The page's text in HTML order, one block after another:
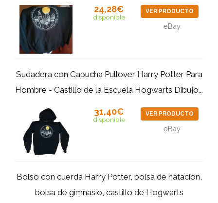
24,28€
disponible
VER PRODUCTO
eBay
Sudadera con Capucha Pullover Harry Potter Para
Hombre - Castillo de la Escuela Hogwarts Dibujo...
31,40€
disponible
VER PRODUCTO
eBay
Bolso con cuerda Harry Potter, bolsa de natación,
bolsa de gimnasio, castillo de Hogwarts